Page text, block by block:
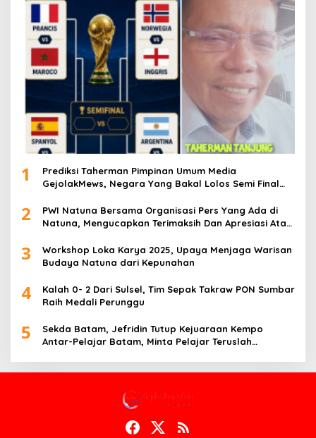
1
Prediksi Taherman Pimpinan Umum Media
GejolakMews, Negara Yang Bakal Lolos Semi Final
2
PWI Natuna Bersama Organisasi Pers Yang Ada di
Natuna, Mengucapkan Terimaksih Dan Apresiasi Atas
dan Insan Pers
3
Workshop Loka Karya 2025, Upaya Menjaga Warisan
Budaya Natuna dari Kepunahan
4
Kalah 0- 2 Dari Sulsel, Tim Sepak Takraw PON Sumbar
Raih Medali Perunggu
5
Sekda Batam, Jefridin Tutup Kejuaraan Kempo
Antar-Pelajar Batam, Minta Pelajar Teruslah